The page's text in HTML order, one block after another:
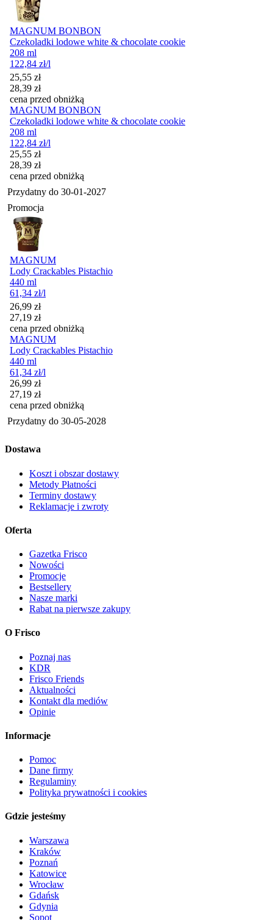
MAGNUM BONBON
Czekoladki lodowe white & chocolate cookie
208 ml
122,84 zł/l
Cena promocyjna
25,55 zł
28,39 zł
cena przed obniżką
MAGNUM BONBON
Czekoladki lodowe white & chocolate cookie
208 ml
122,84 zł/l
Cena promocyjna
25,55 zł
28,39 zł
cena przed obniżką
Przydatny do 30-01-2027
Promocja
MAGNUM
Lody Crackables Pistachio
440 ml
61,34 zł/l
Cena promocyjna
26,99 zł
27,19 zł
cena przed obniżką
MAGNUM
Lody Crackables Pistachio
440 ml
61,34 zł/l
Cena promocyjna
26,99 zł
27,19 zł
cena przed obniżką
Przydatny do 30-05-2028
Dostawa
Koszt i obszar dostawy
Metody Płatności
Terminy dostawy
Reklamacje i zwroty
Oferta
Gazetka Frisco
Nowości
Promocje
Bestsellery
Nasze marki
Rabat na pierwsze zakupy
O Frisco
Poznaj nas
KDR
Frisco Friends
Aktualności
Kontakt dla mediów
Opinie
Informacje
Pomoc
Dane firmy
Regulaminy
Polityka prywatności i cookies
Gdzie jesteśmy
Warszawa
Kraków
Poznań
Katowice
Wrocław
Gdańsk
Gdynia
Sopot